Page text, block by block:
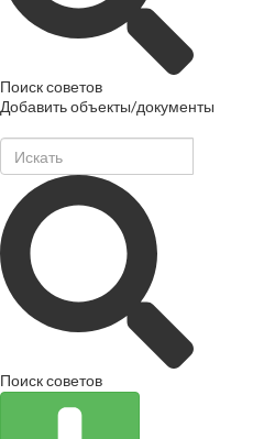
Поиск советов
Добавить объекты/документы
Поиск советов